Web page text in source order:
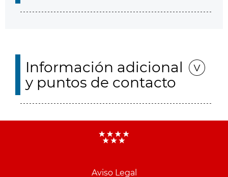
Información adicional
y puntos de contacto
Aviso Legal